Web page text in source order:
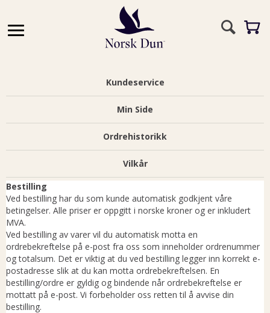
Kundeservice
Min Side
Ordrehistorikk
Vilkår
Bestilling
Ved bestilling har du som kunde automatisk godkjent våre
betingelser. Alle priser er oppgitt i norske kroner og er inkludert
MVA.
Ved bestilling av varer vil du automatisk motta en
ordrebekreftelse på e-post fra oss som inneholder ordrenummer
og totalsum. Det er viktig at du ved bestilling legger inn korrekt e-
postadresse slik at du kan motta ordrebekreftelsen. En
bestilling/ordre er gyldig og bindende når ordrebekreftelse er
mottatt på e-post. Vi forbeholder oss retten til å avvise din
bestilling.